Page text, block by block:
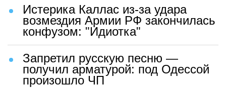
Истерика Каллас из-за удара
возмездия Армии РФ закончилась
конфузом: "Идиотка"
Запретил русскую песню —
получил арматурой: под Одессой
произошло ЧП